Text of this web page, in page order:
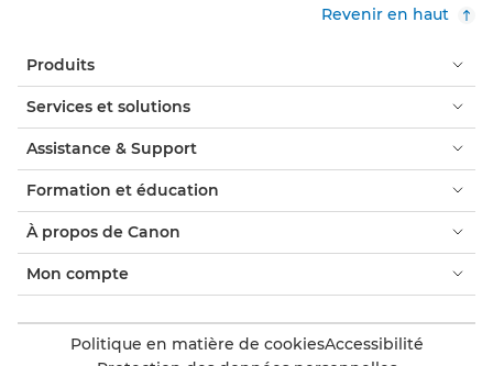
Revenir en haut
Produits
Services et solutions
Assistance & Support
Formation et éducation
À propos de Canon
Mon compte
Politique en matière de cookiesAccessibilité